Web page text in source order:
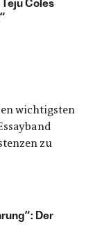
wichtigsten
zu
Der